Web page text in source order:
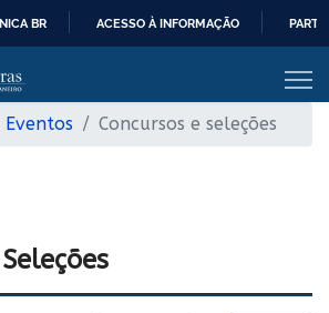
O
BR ACESSO À INFORMAÇÃO
Eventos Concursos e seleções